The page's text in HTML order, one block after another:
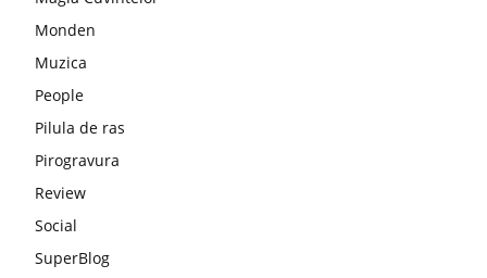
Monden
Muzica
People
Pilula de ras
Pirogravura
Review
Social
SuperBlog